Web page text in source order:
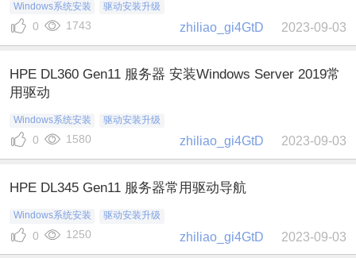
Windows系统安装 驱动安装升级
zhiliao_gi4GtD 2023-09-03
0 1743
HPE DL360 Gen11 服务器 安装Windows Server 2019常
用驱动
Windows系统安装 驱动安装升级
zhiliao_gi4GtD 2023-09-03
0 1580
HPE DL345 Gen11 服务器常用驱动导航
Windows系统安装 驱动安装升级
zhiliao_gi4GtD 2023-09-03
0 1250